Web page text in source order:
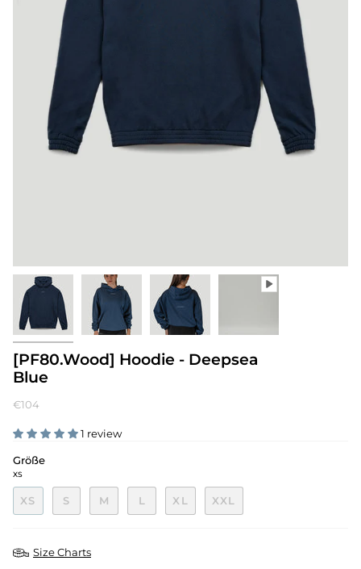
[PF80.Wood] Hoodie - Deepsea
Blue
€104
1 review
Größe
XS
XS S M L XL XXL
Size Charts